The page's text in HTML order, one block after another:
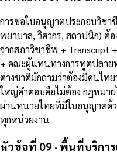
การขอใบอนุญาตประกอบวิช
พยาบาล, วิศวกร, สถาปนิก) ต้
จากสภาวิชาชีพ + Transcript
+ คณะผู้แทนทางการทูตปลาย
ต่างชาติมักถามว่าต้องมีคนไท
ใหญ่คำตอบคือไม่ต้อง กฎหมา
ผ่านทนายไทยที่มีใบอนุญาตด้ว
ทุกหน่วยงาน
หัวข้อที่ 09 · พื้นที่บริกา